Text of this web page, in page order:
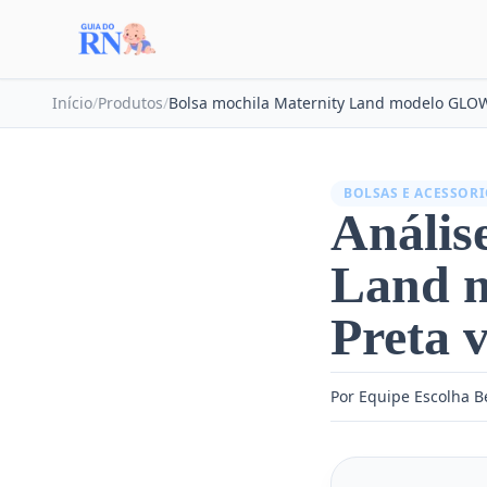
Início/Produtos/
BOLSAS E
Land
Preta
Por Equipe Escolha